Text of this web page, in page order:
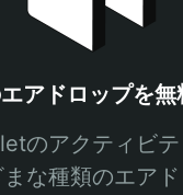
アドロップを無
のアクティビ
な種類のエア